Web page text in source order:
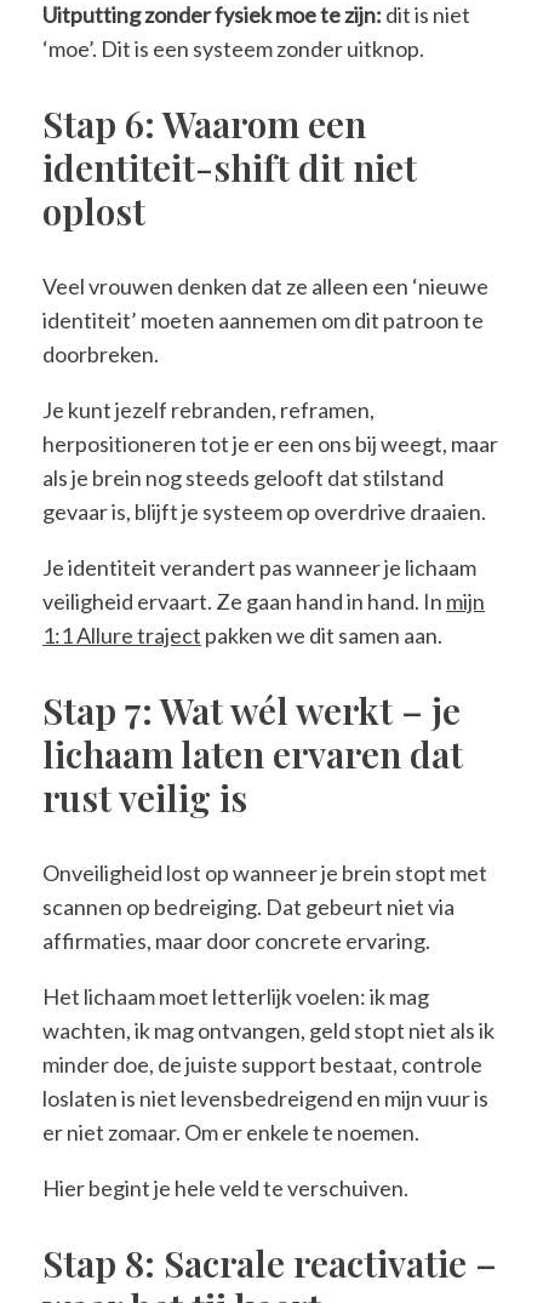
Uitputting zonder fysiek moe te zijn: dit is niet
‘moe’. Dit is een systeem zonder uitknop.
Stap 6: Waarom een
identiteit-shift dit niet
oplost
Veel vrouwen denken dat ze alleen een ‘nieuwe
identiteit’ moeten aannemen om dit patroon te
doorbreken.
Je kunt jezelf rebranden, reframen,
herpositioneren tot je er een ons bij weegt, maar
als je brein nog steeds gelooft dat stilstand
gevaar is, blijft je systeem op overdrive draaien.
Je identiteit verandert pas wanneer je lichaam
veiligheid ervaart. Ze gaan hand in hand. In mijn
1:1 Allure traject pakken we dit samen aan.
Stap 7: Wat wél werkt – je
lichaam laten ervaren dat
rust veilig is
Onveiligheid lost op wanneer je brein stopt met
scannen op bedreiging. Dat gebeurt niet via
affirmaties, maar door concrete ervaring.
Het lichaam moet letterlijk voelen: ik mag
wachten, ik mag ontvangen, geld stopt niet als ik
minder doe, de juiste support bestaat, controle
loslaten is niet levensbedreigend en mijn vuur is
er niet zomaar. Om er enkele te noemen.
Hier begint je hele veld te verschuiven.
Stap 8: Sacrale reactivatie –